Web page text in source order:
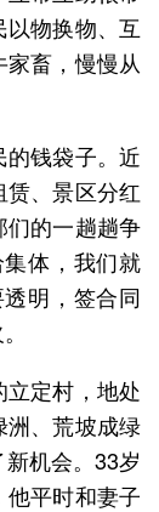
以物换物、互
畜，慢慢从
钱袋子。近
、景区分红
们的一趟趟争
体，我们就
明，签合同
定村，地处
洲、荒坡成绿
机会。33岁
平时和妻子